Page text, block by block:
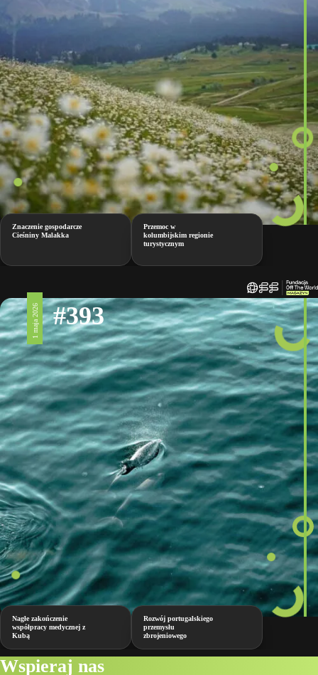
Znaczenie gospodarcze
Cieśniny Malakka
Przemoc w
kolumbijskim regionie
turystycznym
1 maja 2026 #393
Nagłe zakończenie
współpracy medycznej z
Kubą
Rozwój portugalskiego
przemysłu
zbrojeniowego
Wspieraj nas